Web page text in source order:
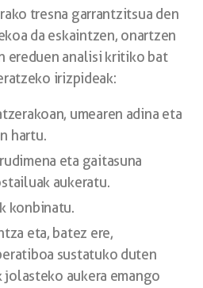
tresna garrantzitsua den
da eskaintzen, onartzen
ereduen analisi kritiko bat
irizpideak:
umearen adina eta
hartu.
eta gaitasuna
aukeratu.
konbinatu.
eta, batez ere,
sustatuko duten
aukera emango